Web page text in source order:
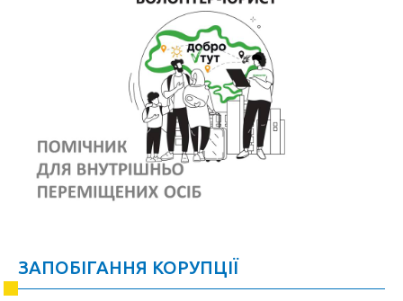
ЗАПОБІГАННЯ КОРУПЦІЇ